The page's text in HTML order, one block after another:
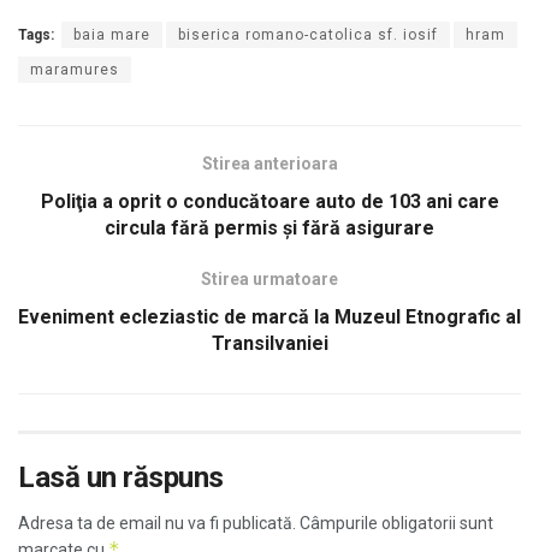
Tags: baia mare biserica romano-catolica sf. iosif hram
maramures
Stirea anterioara
Poliţia a oprit o conducătoare auto de 103 ani care
circula fără permis şi fără asigurare
Stirea urmatoare
Eveniment ecleziastic de marcă la Muzeul Etnografic al
Transilvaniei
Lasă un răspuns
Adresa ta de email nu va fi publicată. Câmpurile obligatorii sunt